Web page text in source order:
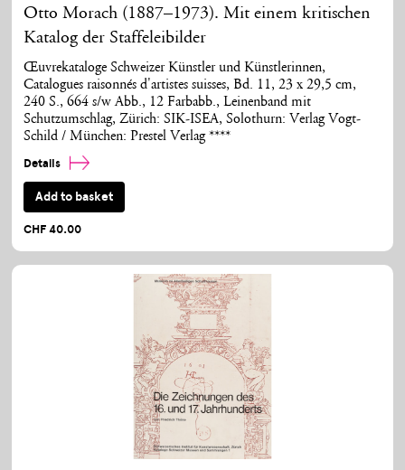
Otto Morach (1887–1973). Mit einem kritischen
Katalog der Staffeleibilder
Œuvrekataloge Schweizer Künstler und Künstlerinnen,
Catalogues raisonnés d'artistes suisses, Bd. 11, 23 x 29,5 cm,
240 S., 664 s/w Abb., 12 Farbabb., Leinenband mit
Schutzumschlag, Zürich: SIK-ISEA, Solothurn: Verlag Vogt-
Schild / München: Prestel Verlag ****
Details
Add to basket
CHF 40.00